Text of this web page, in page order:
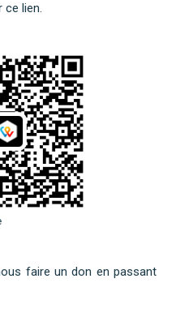
ce lien.
faire un don en passant